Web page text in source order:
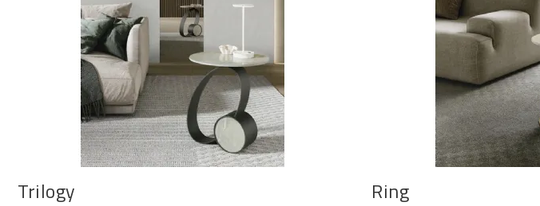
Trilogy Ring